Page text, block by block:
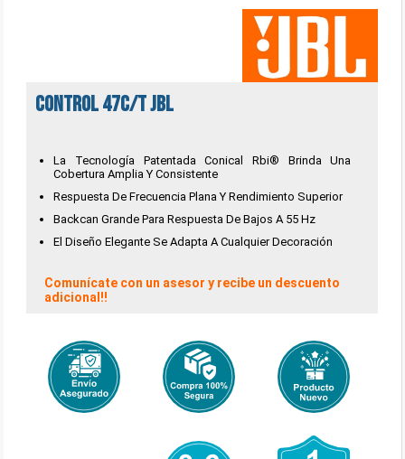
CONTROL 47C/T JBL
La Tecnología Patentada Conical Rbi® Brinda Una
Cobertura Amplia Y Consistente
Respuesta De Frecuencia Plana Y Rendimiento Superior
Backcan Grande Para Respuesta De Bajos A 55 Hz
El Diseño Elegante Se Adapta A Cualquier Decoración
Comunícate con un asesor y recibe un descuento
adicional!!